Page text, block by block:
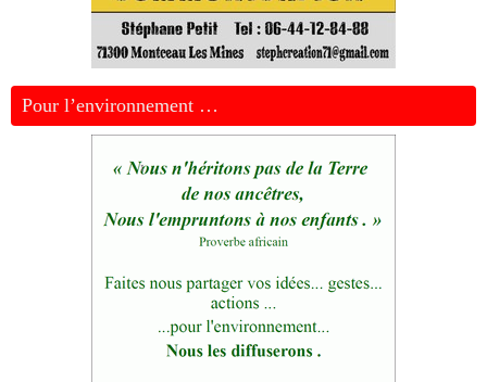
Pour l’environnement …